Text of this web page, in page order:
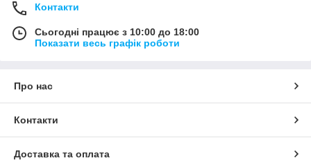
Контакти
Сьогодні працює з 10:00 до 18:00
Показати весь графік роботи
Про нас
Контакти
Доставка та оплата